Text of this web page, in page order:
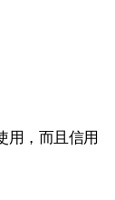
用，而且信用